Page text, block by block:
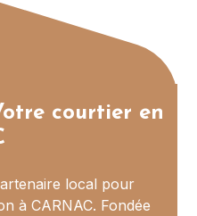
courtier en
local pour
à CARNAC. Fondée